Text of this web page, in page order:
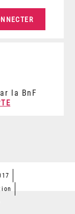
la BnF